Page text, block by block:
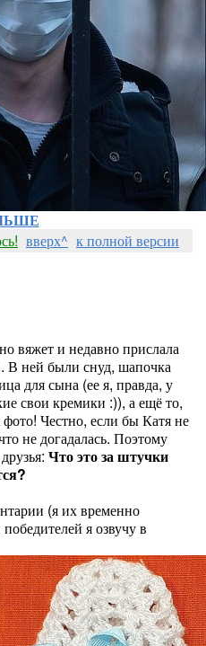
вверх^ к полной версии
вяжет и недавно прислала
В ней были снуд, шапочка
для сына (ее я, правда, у
свои кремики :)), а ещё то,
Честно, если бы Катя не
не догадалась. Поэтому
Что это за штучки
(я их временно
я озвучу в